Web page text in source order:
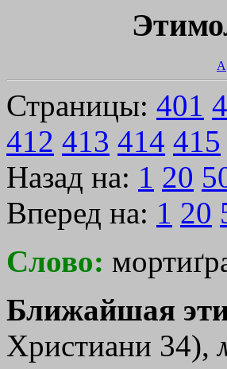
А
Страницы: 401
412 413 414 415
Назад на: 1 20
Вперед на: 1 20
Слово:
Ближайшая
Христиани 34),